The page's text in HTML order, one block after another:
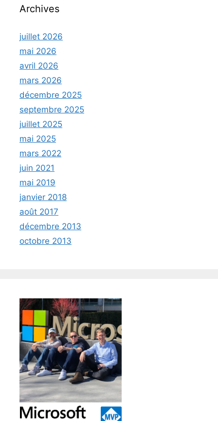
Archives
juillet 2026
mai 2026
avril 2026
mars 2026
décembre 2025
septembre 2025
juillet 2025
mai 2025
mars 2022
juin 2021
mai 2019
janvier 2018
août 2017
décembre 2013
octobre 2013